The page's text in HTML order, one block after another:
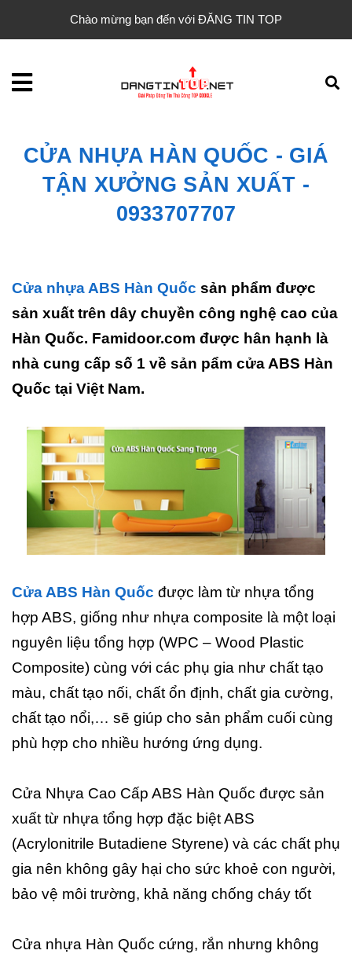
Chào mừng bạn đến với ĐĂNG TIN TOP
CỬA NHỰA HÀN QUỐC - GIÁ
TẬN XƯỞNG SẢN XUẤT -
0933707707
Cửa nhựa ABS Hàn Quốc sản phẩm được
sản xuất trên dây chuyền công nghệ cao của
Hàn Quốc. Famidoor.com được hân hạnh là
nhà cung cấp số 1 về sản pẩm cửa ABS Hàn
Quốc tại Việt Nam.
Cửa ABS Hàn Quốc được làm từ nhựa tổng
hợp ABS, giống như nhựa composite là một loại
nguyên liệu tổng hợp (WPC – Wood Plastic
Composite) cùng với các phụ gia như chất tạo
màu, chất tạo nối, chất ổn định, chất gia cường,
chất tạo nổi,… sẽ giúp cho sản phẩm cuối cùng
phù hợp cho nhiều hướng ứng dụng.
Cửa Nhựa Cao Cấp ABS Hàn Quốc được sản
xuất từ nhựa tổng hợp đặc biệt ABS
(Acrylonitrile Butadiene Styrene) và các chất phụ
gia nên không gây hại cho sức khoẻ con người,
bảo vệ môi trường, khả năng chống cháy tốt
Cửa nhựa Hàn Quốc cứng, rắn nhưng không